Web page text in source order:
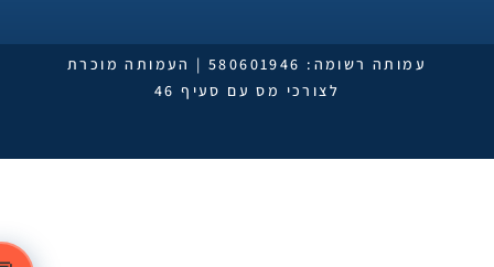
עמותה רשומה: 580601946 | העמותה מוכרת
לצורכי מס עם סעיף 46